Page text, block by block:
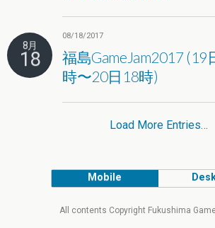
8月
18
08/18/2017
福島GameJam2017 (19
時〜20日18時)
Load More Entries…
Mobile
All contents Copyright Fukushima